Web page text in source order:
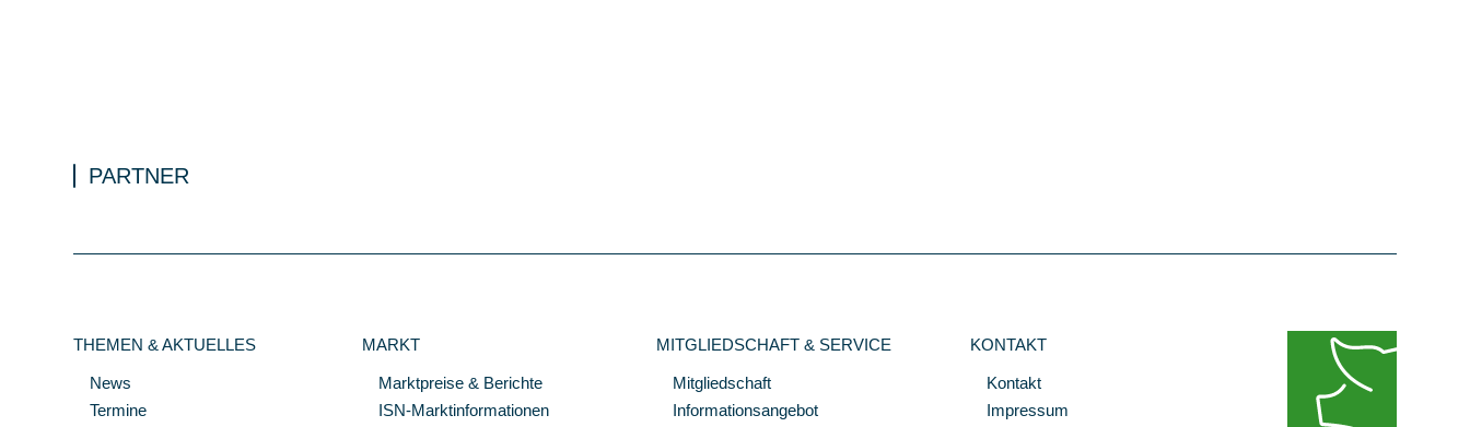
PARTNER
THEMEN & AKTUELLES
News
Termine
MARKT
Marktpreise & Berichte
ISN-Marktinformationen
MITGLIEDSCHAFT & SERVICE
Mitgliedschaft
Informationsangebot
KONTAKT
Kontakt
Impressum